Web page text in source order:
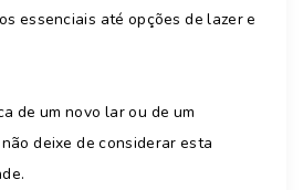
essenciais até opções de lazer e
de um novo lar ou de um
deixe de considerar esta